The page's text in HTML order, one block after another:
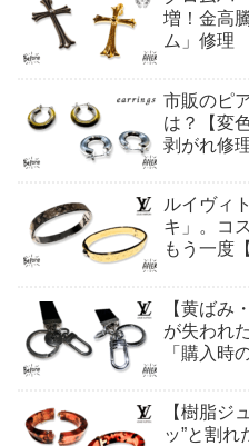
増！金高
ム」修理
市販のピ
は？【変
剥がれ修
ルイヴィ
キ」。コ
もう一度
【黄ばみ
が失われ
「購入時
【樹脂ジ
ッ”と割